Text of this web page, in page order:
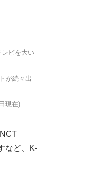
レビを大い
が続々出
現在)
など、K-